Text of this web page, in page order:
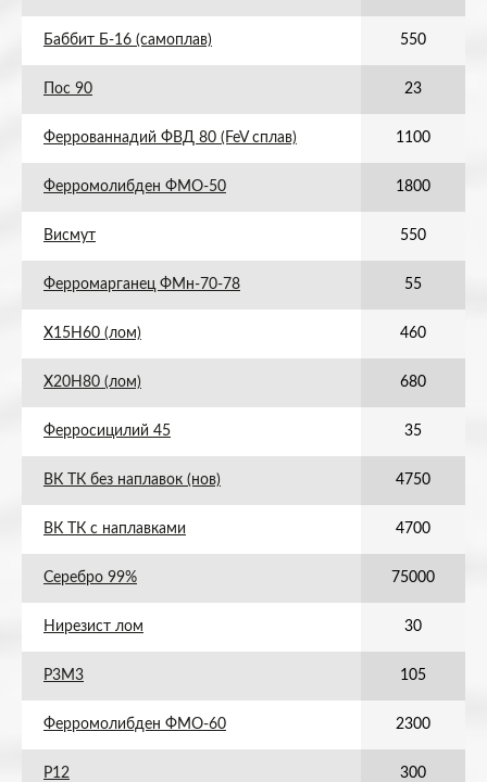
Баббит Б-16 (самоплав) 550
Пос 90 23
Феррованнадий ФВД 80 (FeV сплав) 1100
Ферромолибден ФМО-50 1800
Висмут 550
Ферромарганец ФМн-70-78 55
Х15Н60 (лом) 460
Х20Н80 (лом) 680
Ферросицилий 45 35
ВК ТК без наплавок (нов) 4750
ВК ТК с наплавками 4700
Серебро 99% 75000
Нирезист лом 30
Р3М3 105
Ферромолибден ФМО-60 2300
Р12 300